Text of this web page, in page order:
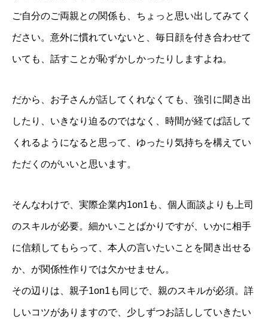
ご自分のご両親との関係も、ちょっと思い出してみてく
ださい。意外に慣れていないと、毎日顔を付き合わせて
いても、話すことが恥ずかしかったりしますよね。
だから、お子さんが話してくれなくても、強引に聞き出
したり、いきなり迫るのではなく、時間が経てば話して
くれるようになると思って、ゆったり気持ちを構えてい
ただくのがいいと思います。
そんなわけで、実際企業内1on1も、個人面談よりも上司
のスキルが必要。細かいことばかりですが、いかに相手
に信頼してもらって、本人の言いたいことを聞き出せる
か、が関係性作りでは欠かせません。
その辺りは、親子1on1も同じで、親のスキルが必須。詳
しいコツがありますので、少しずつお話ししていきたい